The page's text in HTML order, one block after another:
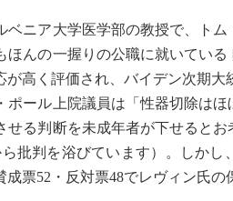
ニア大学医学部の教授で、トム
ほんの一握りの公職に就いてい
高く評価され、バイデン次期大
ール上院議員は「性器切除は
る判断を未成年者が下せると
批判を浴びています）。しかし
票52・反対票48でレヴィン氏の